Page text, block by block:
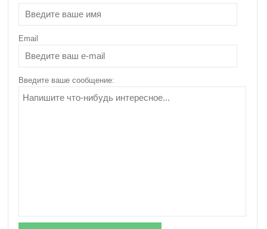
90 дневная диета
раздельного питания:
как, что и почему?
Email
Введите ваше сообщение: